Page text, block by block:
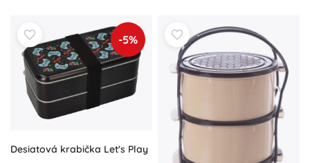
-5%
Desiatová krabička Let's Play